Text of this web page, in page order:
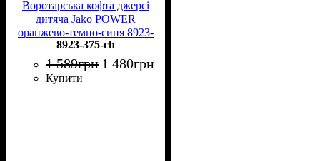
Воротарська кофта джерсі
дитяча Jako POWER
оранжево-темно-синя 8923-
375
8923-375-ch
1 589грн 1 480грн
Купити